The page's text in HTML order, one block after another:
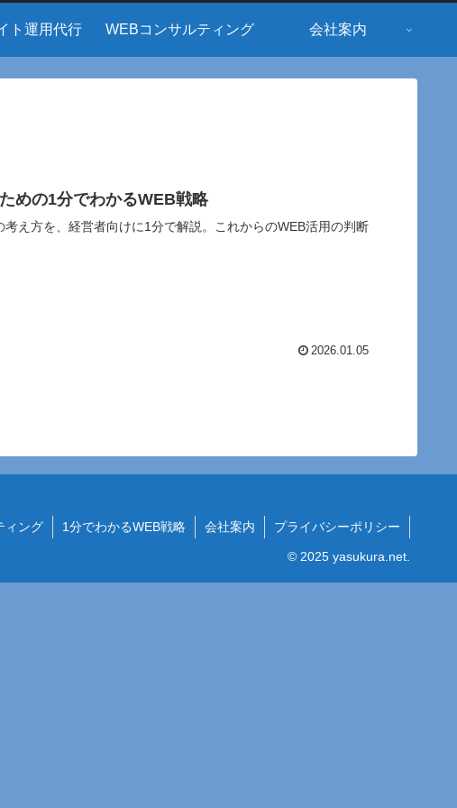
ト運用代行 WEBコンサルティング 会社案内
めの1分でわかるWEB戦略
え方を、経営者向けに1分で解説。これからのWEB活用の判断
2026.01.05
ィング 1分でわかるWEB戦略 会社案内 プライバシーポリシー
© 2025 yasukura.net.